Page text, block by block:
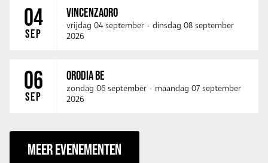
04
SEP
VINCENZAORO
vrijdag 04 september - dinsdag 08 september
2026
06
SEP
ORODIA BE
zondag 06 september - maandag 07 september
2026
MEER EVENEMENTEN